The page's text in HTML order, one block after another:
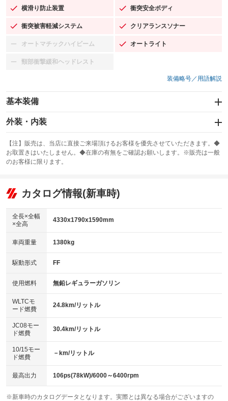
横滑り防止装置
：装備あり 衝突安全ボディ
：装備あり
衝突被害軽減システム
：装備あり クリアランスソナー
：装備あり
オートマチックハイビーム
：装備なし オートライト
：装備あり
頸部衝撃緩和ヘッドレスト
：装備なし
装備略号／用語解説
基本装備
エアバッグ：運転席/助手席/サイド
：装備あり
：装備なし
サンルーフ
：装備なし ABS
リフトアップ
：装備なし
：装備あり
パワーウィンドウ
アイドリングストップ
：装備あり
USB入力端子
：装備あり
100V電源
：装備なし
センターデフロック
：装備なし
電動格納ミラー
：装備あり
外装・内装
カーナビ：メモリーナビ他
：装備あり
TV：フルセグ
：装備あり
ビジュアル：-／DVD再生
：装備あり
：装備あり
革シート
キーレス
HID(キセノンライト)
：装備なし
バックカメラ
：装備あり
エアロ
：装備なし
：装備なし
パワーシート
ベンチシート
：装備なし
チップアップシート
：装備なし ：装備なし
：装備なし ：装備あり
【注】販売は、当店に直接ご来場頂けるお客様を優先させていただきます。◆
お取置きはいたしません。◆在庫の有無をご確認お願いします。※販売は一般
のお客様に限ります。
カタログ情報(新車時)
全長×全幅
×全高
4330x1790x1590mm
車両重量 1380kg
駆動形式 FF
使用燃料 無鉛レギュラーガソリン
WLTCモ
ード燃費
24.8km/リットル
JC08モー
ド燃費
30.4km/リットル
10/15モー
ド燃費
－km/リットル
最高出力 106ps(78kW)/6000～6400rpm
※新車時のカタログデータとなります。実際とは異なる場合がございますの